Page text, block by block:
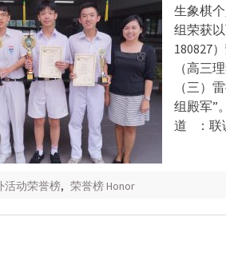
生象棋
组荣获
180827
（高三
（三）
组殿军”
道 ：联
活动荣誉榜, 荣誉榜 Honor